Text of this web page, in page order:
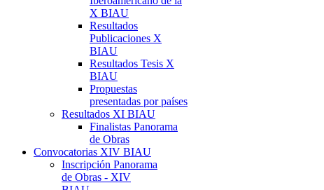
X BIAU
Resultados
Publicaciones X
BIAU
Resultados Tesis X
BIAU
Propuestas
presentadas por países
Resultados XI BIAU
Finalistas Panorama
de Obras
Convocatorias XIV BIAU
Inscripción Panorama
de Obras - XIV